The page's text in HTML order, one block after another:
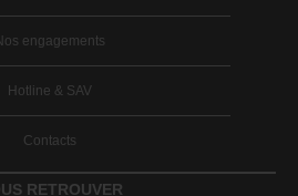
engagements
Hotline & SAV
Contacts
RETROUVER